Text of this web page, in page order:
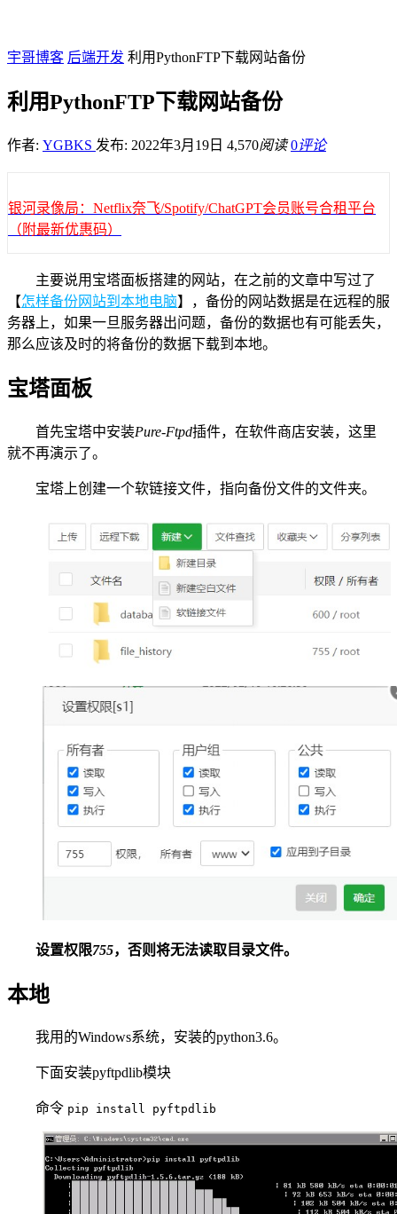
宇哥博客 后端开发 利用PythonFTP下载网站备份
利用PythonFTP下载网站备份
作者: YGBKS 发布: 2022年3月19日 4,570阅读 0评论
银河录像局：Netflix奈飞/Spotify/ChatGPT会员账号合租平台
（附最新优惠码）
主要说用宝塔面板搭建的网站，在之前的文章中写过了
【怎样备份网站到本地电脑】，备份的网站数据是在远程的服
务器上，如果一旦服务器出问题，备份的数据也有可能丢失，
那么应该及时的将备份的数据下载到本地。
宝塔面板
首先宝塔中安装Pure-Ftpd插件，在软件商店安装，这里
就不再演示了。
宝塔上创建一个软链接文件，指向备份文件的文件夹。
设置权限755，否则将无法读取目录文件。
本地
我用的Windows系统，安装的python3.6。
下面安装pyftpdlib模块
命令 pip install pyftpdlib